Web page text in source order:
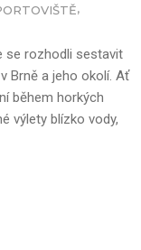
,
se rozhodli sestavit
Brně a jeho okolí. Ať
během horkých
výlety blízko vody,